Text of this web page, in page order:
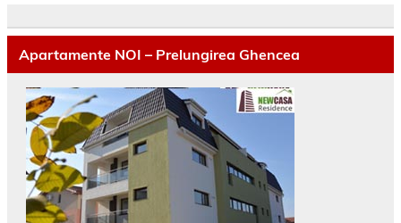
Apartamente NOI – Prelungirea Ghencea